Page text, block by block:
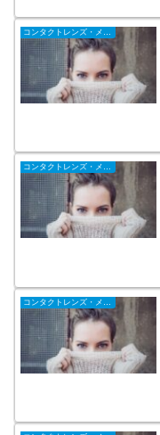
コンタクトレンズ・メガネ
コンタクトレンズ・メガネ